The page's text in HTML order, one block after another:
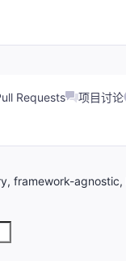
Requests 项目讨论
framework-